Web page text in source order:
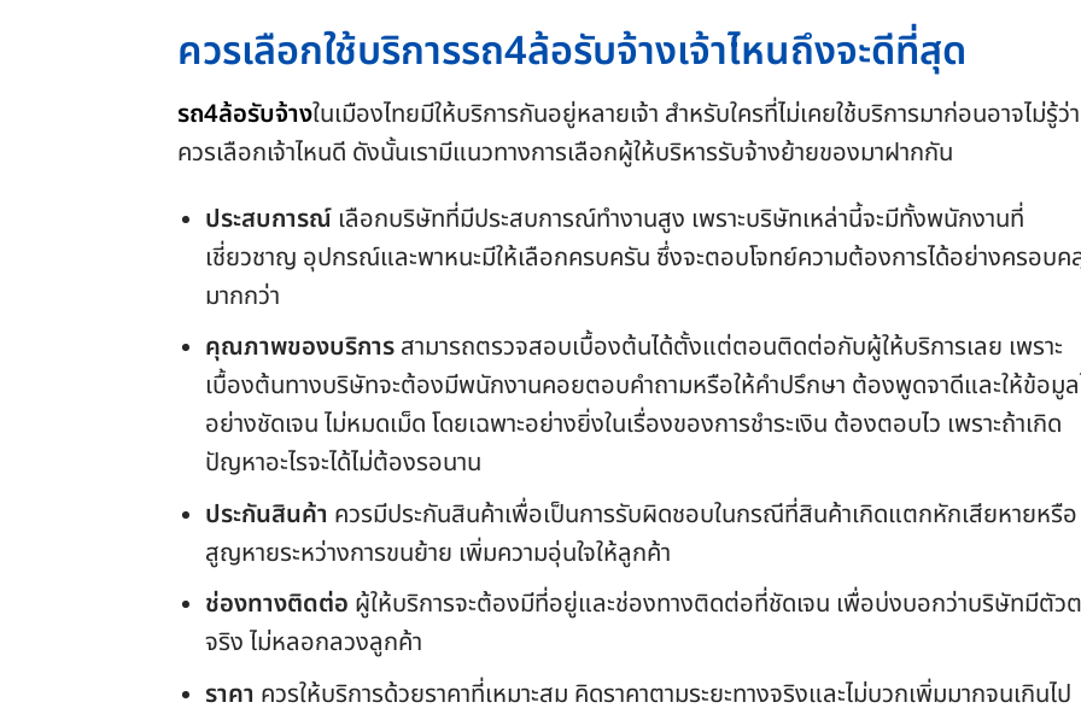
ควรเลือกใช้บริการรถ4ล้อรับจ้างเจ้าไหนถึงจะดีที่สุด
รถ4ล้อรับจ้างในเมืองไทยมีให้บริการกันอยู่หลายเจ้า สำหรับใครที่ไม่เคยใช้บริการมาก่อนอาจไม่รู้ว่า
ควรเลือกเจ้าไหนดี ดังนั้นเรามีแนวทางการเลือกผู้ให้บริหารรับจ้างย้ายของมาฝากกัน
ประสบการณ์เลือกบริษัทที่มีประสบการณ์ทำงานสูง เพราะบริษัทเหล่านี้จะมีทั้งพนักงานที่
เชี่ยวชาญ อุปกรณ์และพาหนะมีให้เลือกครบครัน ซึ่งจะตอบโจทย์ความต้องการได้อย่างครอบค
มากกว่า
คุณภาพของบริการสามารถตรวจสอบเบื้องต้นได้ตั้งแต่ตอนติดต่อกับผู้ให้บริการเลย เพราะ
เบื้องต้นทางบริษัทจะต้องมีพนักงานคอยตอบคำถามหรือให้คำปรึกษา ต้องพูดจาดีและให้ข้อมูล
อย่างชัดเจน ไม่หมดเม็ด โดยเฉพาะอย่างยิ่งในเรื่องของการชำระเงิน ต้องตอบไว เพราะถ้าเกิด
ปัญหาอะไรจะได้ไม่ต้องรอนาน
ประกันสินค้า ควรมีประกันสินค้าเพื่อเป็นการรับผิดชอบในกรณีที่สินค้าเกิดแตกหักเสียหายหรือ
สูญหายระหว่างการขนย้าย เพิ่มความอุ่นใจให้ลูกค้า
ช่องทางติดต่อ ผู้ให้บริการจะต้องมีที่อยู่และช่องทางติดต่อที่ชัดเจน เพื่อบ่งบอกว่าบริษัทมีตัว
จริง ไม่หลอกลวงลูกค้า
ราคา ควรให้บริการด้วยราคาที่เหมาะสม คิดราคาตามระยะทางจริงและไม่บวกเพิ่มมากจนเกินไป